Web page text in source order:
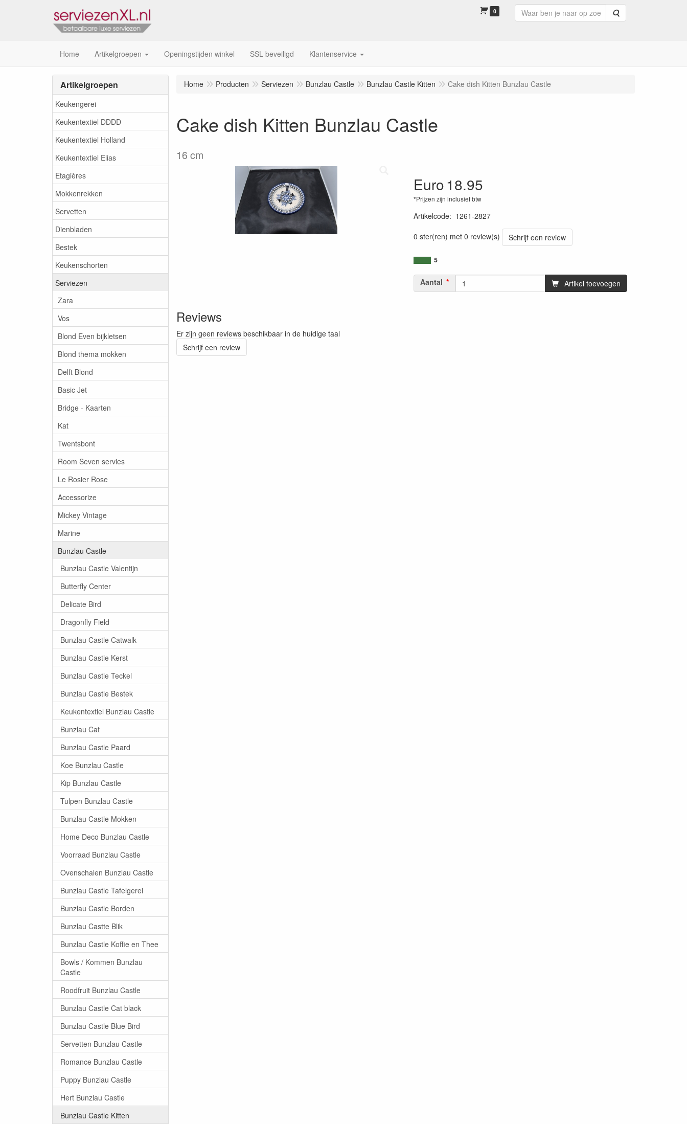
0 Zoeken
Home Artikelgroepen Openingstijden winkel SSL beveiligd Klantenservice
Artikelgroepen
Keukengerei
Keukentextiel DDDD
Keukentextiel Holland
Keukentextiel Elias
Etagières
Mokkenrekken
Servetten
Dienbladen
Bestek
Keukenschorten
Serviezen
Zara
Vos
Blond Even bijkletsen
Blond thema mokken
Delft Blond
Basic Jet
Bridge - Kaarten
Kat
Twentsbont
Room Seven servies
Le Rosier Rose
Accessorize
Mickey Vintage
Marine
Bunzlau Castle
Bunzlau Castle Valentijn
Butterfly Center
Delicate Bird
Dragonfly Field
Bunzlau Castle Catwalk
Bunzlau Castle Kerst
Bunzlau Castle Teckel
Bunzlau Castle Bestek
Keukentextiel Bunzlau Castle
Bunzlau Cat
Bunzlau Castle Paard
Koe Bunzlau Castle
Kip Bunzlau Castle
Tulpen Bunzlau Castle
Bunzlau Castle Mokken
Home Deco Bunzlau Castle
Voorraad Bunzlau Castle
Ovenschalen Bunzlau Castle
Bunzlau Castle Tafelgerei
Bunzlau Castle Borden
Bunzlau Castte Blik
Bunzlau Castle Koffie en Thee
Bowls / Kommen Bunzlau
Castle
Roodfruit Bunzlau Castle
Bunzlau Castle Cat black
Bunzlau Castle Blue Bird
Servetten Bunzlau Castle
Romance Bunzlau Castle
Puppy Bunzlau Castle
Hert Bunzlau Castle
Bunzlau Castle Kitten
Home Producten Serviezen Bunzlau Castle Bunzlau Castle Kitten Cake dish Kitten Bunzlau Castle
Cake dish Kitten Bunzlau Castle
16 cm
Euro18.95
*Prijzen zijn inclusief btw
Artikelcode: 1261-2827
0 ster(ren) met 0 review(s)
Schrijf een review
5
Aantal Artikel toevoegen
Reviews
Er zijn geen reviews beschikbaar in de huidige taal
Schrijf een review